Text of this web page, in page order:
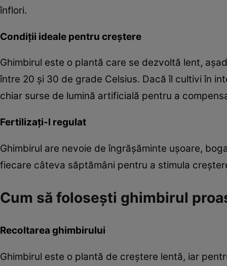
înflori.
Condiții ideale pentru creștere
Ghimbirul este o plantă care se dezvoltă lent,
între 20 și 30 de grade Celsius. Dacă îl cultivi în
chiar surse de lumină artificială pentru a
Fertilizați-l regulat
Ghimbirul are nevoie de îngrășăminte ușoare,
fiecare câteva săptămâni pentru a stimula
Cum să folosești ghimbirul
Recoltarea ghimbirului
Ghimbirul este o plantă de creștere lentă, iar